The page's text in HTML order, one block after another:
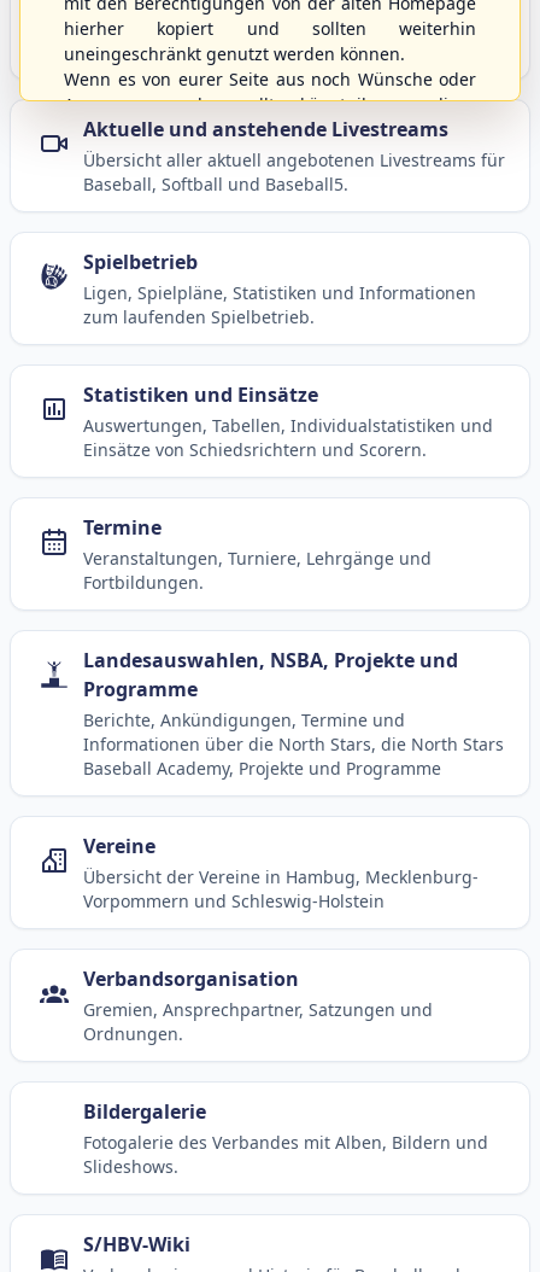
Aktuelle Meldungen, Berichte und Nachrichten aus
dem S/HBV, Deutschland und der Welt.
Aktuelle und anstehende Livestreams
Übersicht aller aktuell angebotenen Livestreams für
Baseball, Softball und Baseball5.
Spielbetrieb
Ligen, Spielpläne, Statistiken und Informationen
zum laufenden Spielbetrieb.
Statistiken und Einsätze
Auswertungen, Tabellen, Individualstatistiken und
Einsätze von Schiedsrichtern und Scorern.
Termine
Veranstaltungen, Turniere, Lehrgänge und
Fortbildungen.
Landesauswahlen, NSBA, Projekte und
Programme
Berichte, Ankündigungen, Termine und
Informationen über die North Stars, die North Stars
Baseball Academy, Projekte und Programme
Vereine
Übersicht der Vereine in Hambug, Mecklenburg-
Vorpommern und Schleswig-Holstein
Verbandsorganisation
Gremien, Ansprechpartner, Satzungen und
Ordnungen.
Bildergalerie
Fotogalerie des Verbandes mit Alben, Bildern und
Slideshows.
S/HBV-Wiki
hierher kopiert und sollten weiterhin
uneingeschränkt genutzt werden können.
Wenn es von eurer Seite aus noch Wünsche oder
Anregungen geben sollte, könnt ihr uns diese
gerne an die Verbandsadresseinfo@shbvnet.de
schicken.